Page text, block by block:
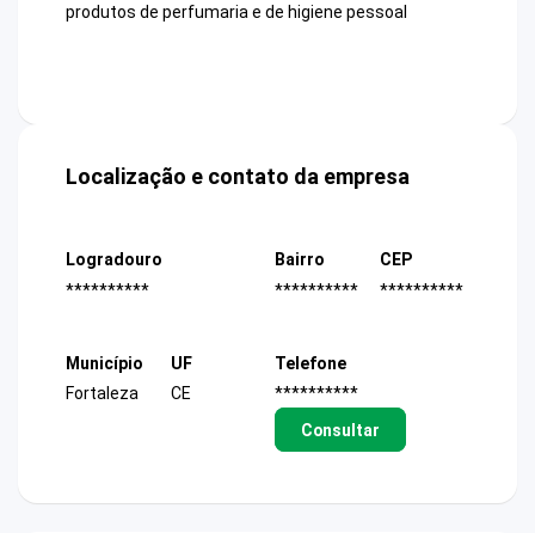
produtos de perfumaria e de higiene pessoal
Localização e contato da empresa
Logradouro
**********
Bairro
**********
CEP
**********
Município
Fortaleza
UF
CE
Telefone
**********
Consultar